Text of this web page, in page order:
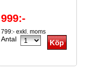
999:-
799:- exkl. moms
Antal